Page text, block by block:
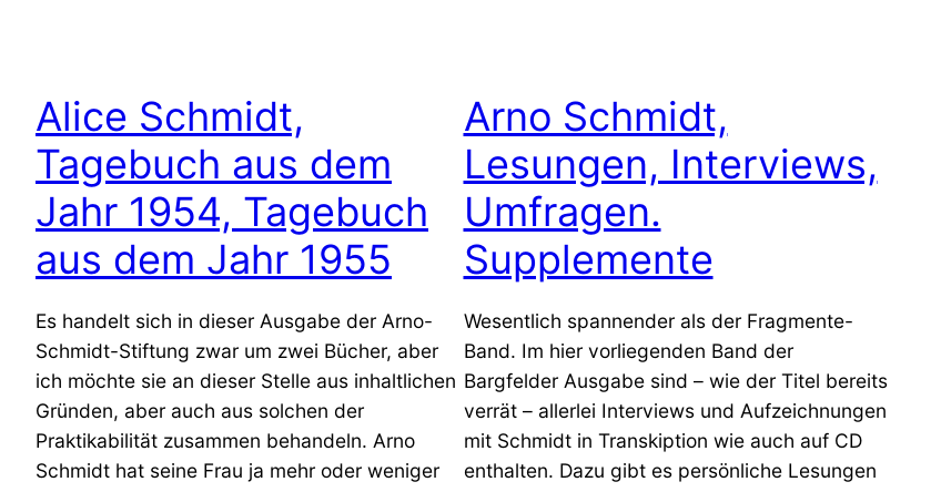
Alice Schmidt,
Tagebuch aus dem
Jahr 1954, Tagebuch
aus dem Jahr 1955
Es handelt sich in dieser Ausgabe der Arno-
Schmidt-Stiftung zwar um zwei Bücher, aber
ich möchte sie an dieser Stelle aus inhaltlichen
Gründen, aber auch aus solchen der
Praktikabilität zusammen behandeln. Arno
Schmidt hat seine Frau ja mehr oder weniger
Arno Schmidt,
Lesungen, Interviews,
Umfragen.
Supplemente
Wesentlich spannender als der Fragmente-
Band. Im hier vorliegenden Band der
Bargfelder Ausgabe sind – wie der Titel bereits
verrät – allerlei Interviews und Aufzeichnungen
mit Schmidt in Transkiption wie auch auf CD
enthalten. Dazu gibt es persönliche Lesungen